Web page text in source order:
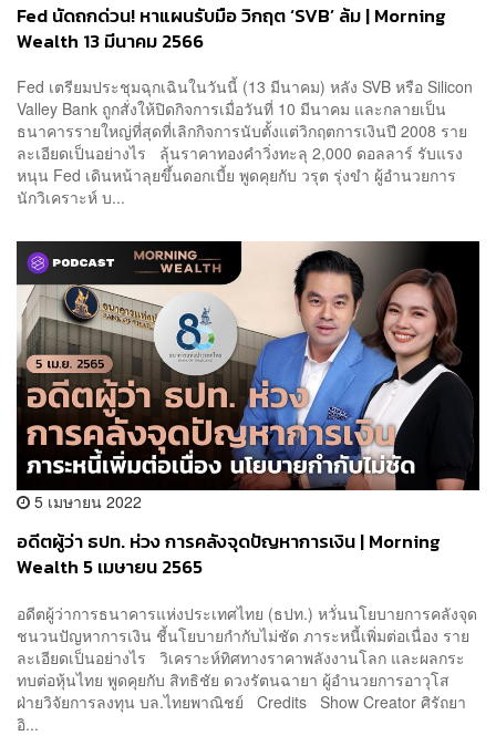
Fed นัดถกด่วน! หาแผนรับมือ วิกฤต ‘SVB’ ล้ม | Morning
Wealth 13 มีนาคม 2566
Fed เตรียมประชุมฉุกเฉินในวันนี้ (13 มีนาคม) หลัง SVB หรือ Silicon
Valley Bank ถูกสั่งให้ปิดกิจการเมื่อวันที่ 10 มีนาคม และกลายเป็น
ธนาคารรายใหญ่ที่สุดที่เลิกกิจการนับตั้งแต่วิกฤตการเงินปี 2008 ราย
ละเอียดเป็นอย่างไร ลุ้นราคาทองคำวิ่งทะลุ 2,000 ดอลลาร์ รับแรง
หนุน Fed เดินหน้าลุยขึ้นดอกเบี้ย พูดคุยกับ วรุต รุ่งขำ ผู้อำนวยการ
นักวิเคราะห์ บ...
5 เมษายน 2022
อดีตผู้ว่า ธปท. ห่วง การคลังจุดปัญหาการเงิน | Morning
Wealth 5 เมษายน 2565
อดีตผู้ว่าการธนาคารแห่งประเทศไทย (ธปท.) หวั่นนโยบายการคลังจุด
ชนวนปัญหาการเงิน ชี้นโยบายกำกับไม่ชัด ภาระหนี้เพิ่มต่อเนื่อง ราย
ละเอียดเป็นอย่างไร วิเคราะห์ทิศทางราคาพลังงานโลก และผลกระ
ทบต่อหุ้นไทย พูดคุยกับ สิทธิชัย ดวงรัตนฉายา ผู้อำนวยการอาวุโส
ฝ่ายวิจัยการลงทุน บล.ไทยพาณิชย์ Credits Show Creator ศิรัถยา
อิ...